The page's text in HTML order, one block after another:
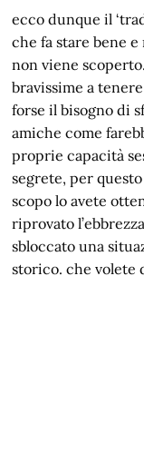
ecco dunque il
che fa stare bene
non viene
bravissime a
forse il bisogno di
amiche come
proprie capacità
segrete, per
scopo lo avete
riprovato
sbloccato una
storico. che volete